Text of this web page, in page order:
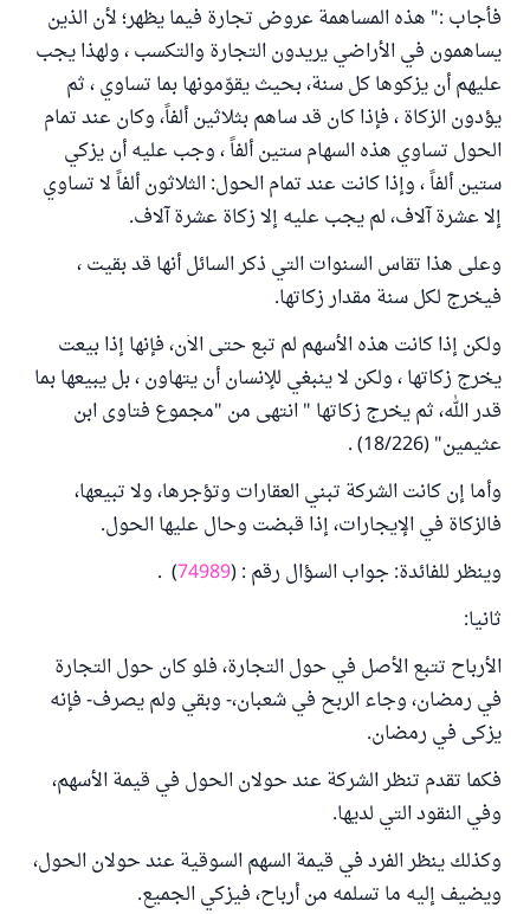
فأجاب :" هذه المساهمة عروض تجارة فيما يظهر؛ لأن الذين
يساهمون في الأراضي يريدون التجارة والتكسب ، ولهذا يجب
عليهم أن يزكوها كل سنة، بحيث يقوّمونها بما تساوي ، ثم
يؤدون الزكاة ، فإذا كان قد ساهم بثلاثين ألفاً، وكان عند تمام
الحول تساوي هذه السهام ستين ألفاً ، وجب عليه أن يزكي
ستين ألفاً ، وإذا كانت عند تمام الحول: الثلاثون ألفاً لا تساوي
إلا عشرة آلاف، لم يجب عليه إلا زكاة عشرة آلاف.
وعلى هذا تقاس السنوات التي ذكر السائل أنها قد بقيت ،
فيخرج لكل سنة مقدار زكاتها.
ولكن إذا كانت هذه الأسهم لم تبع حتى الاۤن، فإنها إذا بيعت
يخرج زكاتها ، ولكن لا ينبغي للإنسان أن يتهاون ، بل يبيعها بما
قدر الله، ثم يخرج زكاتها " انتهى من "مجموع فتاوى ابن
عثيمين" (18/226) .
وأما إن كانت الشركة تبني العقارات وتؤجرها، ولا تبيعها،
فالزكاة في الإيجارات، إذا قبضت وحال عليها الحول.
وينظر للفائدة: جواب السؤال رقم : (74989
) .
ثانيا:
الأرباح تتبع الأصل في حول التجارة، فلو كان حول التجارة
في رمضان، وجاء الربح في شعبان،- وبقي ولم يصرف- فإنه
يزكى في رمضان.
فكما تقدم تنظر الشركة عند حولان الحول في قيمة الأسهم،
وفي النقود التي لديها.
وكذلك ينظر الفرد في قيمة السهم السوقية عند حولان الحول،
ويضيف إليه ما تسلمه من أرباح، فيزكي الجميع.